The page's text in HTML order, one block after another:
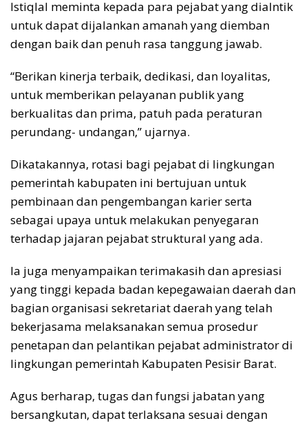
Istiqlal meminta kepada para pejabat yang dialntik
untuk dapat dijalankan amanah yang diemban
dengan baik dan penuh rasa tanggung jawab.
“Berikan kinerja terbaik, dedikasi, dan loyalitas,
untuk memberikan pelayanan publik yang
berkualitas dan prima, patuh pada peraturan
perundang- undangan,” ujarnya.
Dikatakannya, rotasi bagi pejabat di lingkungan
pemerintah kabupaten ini bertujuan untuk
pembinaan dan pengembangan karier serta
sebagai upaya untuk melakukan penyegaran
terhadap jajaran pejabat struktural yang ada.
Ia juga menyampaikan terimakasih dan apresiasi
yang tinggi kepada badan kepegawaian daerah dan
bagian organisasi sekretariat daerah yang telah
bekerjasama melaksanakan semua prosedur
penetapan dan pelantikan pejabat administrator di
lingkungan pemerintah Kabupaten Pesisir Barat.
Agus berharap, tugas dan fungsi jabatan yang
bersangkutan, dapat terlaksana sesuai dengan